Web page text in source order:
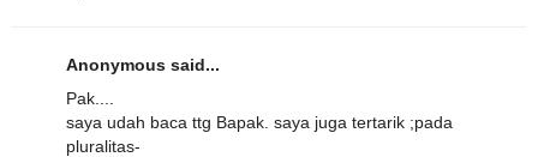
Anonymous said...
Pak....
saya udah baca ttg Bapak. saya juga tertarik ;pada
pluralitas-